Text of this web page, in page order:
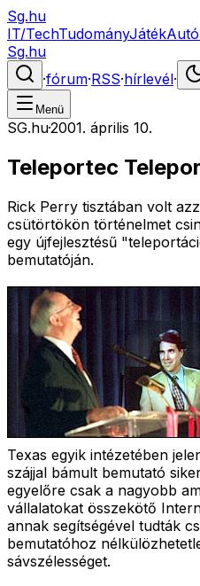
Sg.hu
IT/TechTudományJátékAutó
Sg.hu
·fórum·RSS·hírlevél·
Menü
SG.hu·2001. április 10.
Teleportec
Rick Perry tisztában volt
csütörtökön történelmet
egy újfejlesztésű
bemutatóján.
Texas egyik intézetében
szájjal bámult bemutató
egyelőre csak a nagyobb
vállalatokat összekötő
annak segítségével tudták
bemutatóhoz
sávszélességet.